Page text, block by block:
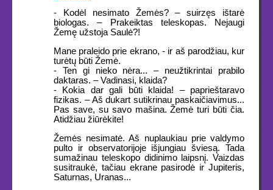
- Kodėl nesimato Žemės? – suirzęs ištarė
biologas. – Prakeiktas teleskopas. Nejaugi
Žemę užstoja Saulė?!
Mane praleido prie ekrano, - ir aš parodžiau, kur
turėtų būti Žemė.
- Ten gi nieko nėra... – neužtikrintai prabilo
daktaras. – Vadinasi, klaida?
- Kokia dar gali būti klaida! – paprieštaravo
fizikas. – Aš dukart sutikrinau paskaičiavimus...
Pas save, su savo mašina. Žemė turi būti čia.
Atidžiau žiūrėkite!
Žemės nesimatė. Aš nuplaukiau prie valdymo
pulto ir observatorijoje išjungiau šviesą. Tada
sumažinau teleskopo didinimo laipsnį. Vaizdas
susitraukė, tačiau ekrane pasirodė ir Jupiteris,
Saturnas, Uranas...